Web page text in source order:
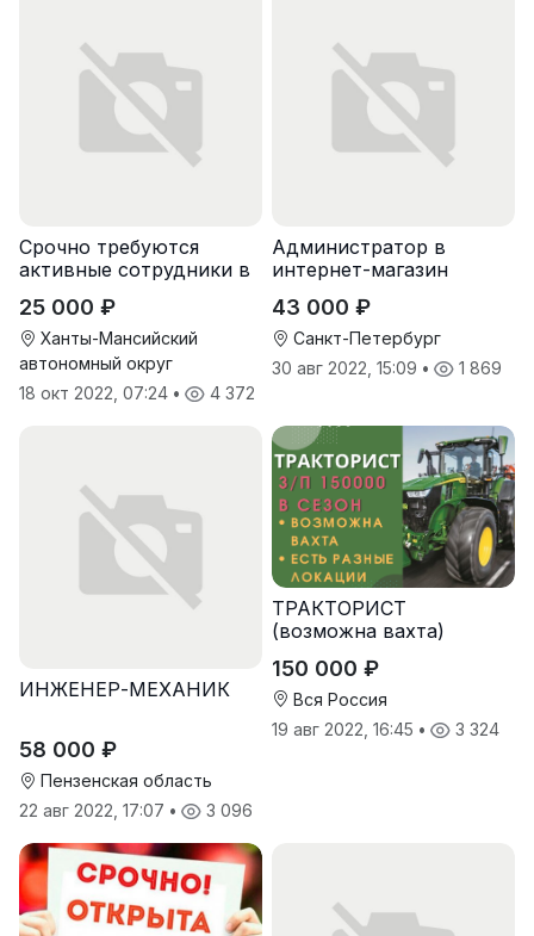
Срочно требуются
активные сотрудники в
25 000 ₽
Ханты-Мансийский
автономный округ
18 окт 2022, 07:24 • 4 372
Администратор в
интернет-магазин
43 000 ₽
Санкт-Петербург
30 авг 2022, 15:09 • 1 869
ИНЖЕНЕР-МЕХАНИК
58 000 ₽
Пензенская область
22 авг 2022, 17:07 • 3 096
ТРАКТОРИСТ
(возможна вахта)
150 000 ₽
Вся Россия
19 авг 2022, 16:45 • 3 324